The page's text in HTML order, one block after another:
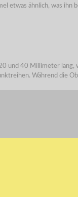
etwas ähnlich, was ihn
und 40 Millimeter
Während die